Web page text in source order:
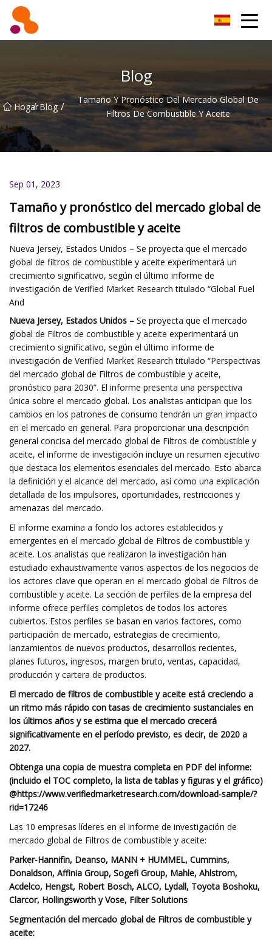
Blog
Hogar
/ Blog /
Tamaño Y Pronóstico Del Mercado Global De
Filtros De Combustible Y Aceite
Sep 01, 2023
Tamaño y pronóstico del mercado global de
filtros de combustible y aceite
Nueva Jersey, Estados Unidos – Se proyecta que el mercado
global de filtros de combustible y aceite experimentará un
crecimiento significativo, según el último informe de
investigación de Verified Market Research titulado “Global Fuel
And
Nueva Jersey, Estados Unidos – Se proyecta que el mercado
global de Filtros de combustible y aceite experimentará un
crecimiento significativo, según el último informe de
investigación de Verified Market Research titulado “Perspectivas
del mercado global de Filtros de combustible y aceite,
pronóstico para 2030”. El informe presenta una perspectiva
única sobre el mercado global. Los analistas anticipan que los
cambios en los patrones de consumo tendrán un gran impacto
en el mercado en general. Para proporcionar una descripción
general concisa del mercado global de Filtros de combustible y
aceite, el informe de investigación incluye un resumen ejecutivo
que destaca los elementos esenciales del mercado. Esto abarca
la definición y el alcance del mercado, así como una explicación
detallada de los impulsores, oportunidades, restricciones y
amenazas del mercado.
El informe examina a fondo los actores establecidos y
emergentes en el mercado global de Filtros de combustible y
aceite. Los analistas que realizaron la investigación han
estudiado exhaustivamente varios aspectos de los negocios de
los actores clave que operan en el mercado global de Filtros de
combustible y aceite. La sección de perfiles de la empresa del
informe ofrece perfiles completos de todos los actores
cubiertos. Estos perfiles se basan en varios factores, como
participación de mercado, estrategias de crecimiento,
lanzamientos de nuevos productos, desarrollos recientes,
planes futuros, ingresos, margen bruto, ventas, capacidad,
producción y cartera de productos.
El mercado de filtros de combustible y aceite está creciendo a
un ritmo más rápido con tasas de crecimiento sustanciales en
los últimos años y se estima que el mercado crecerá
significativamente en el período previsto, es decir, de 2020 a
2027.
Obtenga una copia de muestra completa en PDF del informe:
(incluido el TOC completo, la lista de tablas y figuras y el gráfico)
@https://www.verifiedmarketresearch.com/download-sample/?
rid=17246
Las 10 empresas líderes en el informe de investigación de
mercado global de Filtros de combustible y aceite:
Parker-Hannifin, Deanso, MANN + HUMMEL, Cummins,
Donaldson, Affinia Group, Sogefi Group, Mahle, Ahlstrom,
Acdelco, Hengst, Robert Bosch, ALCO, Lydall, Toyota Boshoku,
Clarcor, Hollingsworth y Vose, Filter Solutions
Segmentación del mercado global de Filtros de combustible y
aceite: